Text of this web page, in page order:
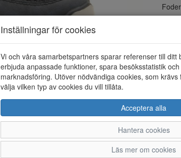
Foder
40 41 42
Inställningar för cookies
Vi och våra samarbetspartners sparar referenser till ditt
erbjuda anpassade funktioner, spara besöksstatistik
marknadsföring. Utöver nödvändiga cookies, som
välja vilken typ av cookies du vill tillåta.
Acceptera alla
Hantera cookies
Läs mer om cookies